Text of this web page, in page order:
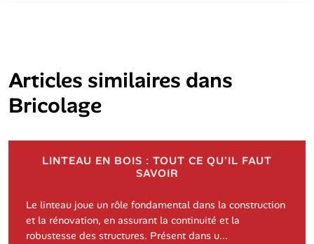
Articles similaires dans
Bricolage
LINTEAU EN BOIS : TOUT CE QU'IL FAUT
SAVOIR
Le linteau joue un rôle fondamental dans la construction
et la rénovation, en assurant la continuité et la
robustesse des structures. Présent dans u...